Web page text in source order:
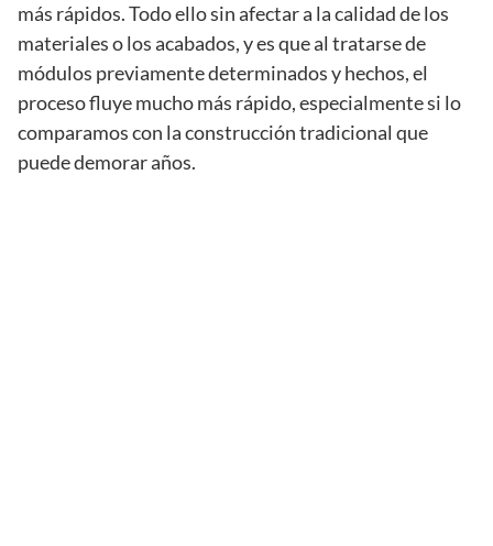
más rápidos. Todo ello sin afectar a la calidad de los
materiales o los acabados, y es que al tratarse de
módulos previamente determinados y hechos, el
proceso fluye mucho más rápido, especialmente si lo
comparamos con la construcción tradicional que
puede demorar años.